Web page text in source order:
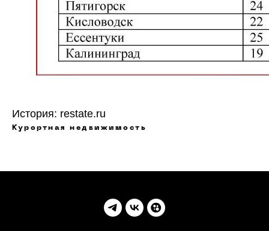
История: restate.ru
Курортная недвижимость